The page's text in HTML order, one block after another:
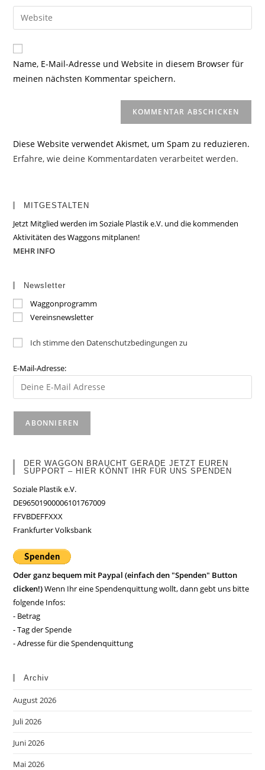
zum
Kommentieren
ein
E-
Mail-
zum
Kommentieren
ein
Gib
deine
Website-
URL
Name, E-Mail-Adresse und Website in diesem Browser für
meinen nächsten Kommentar speichern.
Diese Website verwendet Akismet, um Spam zu reduzieren.
Erfahre, wie deine Kommentardaten verarbeitet werden.
MITGESTALTEN
Jetzt Mitglied werden im Soziale Plastik e.V. und die kommenden
Aktivitäten des Waggons mitplanen!
MEHR INFO
Newsletter
Waggonprogramm
Vereinsnewsletter
Ich stimme den Datenschutzbedingungen zu
E-Mail-Adresse:
DER WAGGON BRAUCHT GERADE JETZT EUREN
SUPPORT – HIER KÖNNT IHR FÜR UNS SPENDEN
Soziale Plastik e.V.
DE96501900006101767009
FFVBDEFFXXX
Frankfurter Volksbank
Oder ganz bequem mit Paypal (einfach den "Spenden" Button
clicken!)Wenn Ihr eine Spendenquittung wollt, dann gebt uns bitte
folgende Infos:
- Betrag
- Tag der Spende
- Adresse für die Spendenquittung
Archiv
August 2026
Juli 2026
Juni 2026
Mai 2026